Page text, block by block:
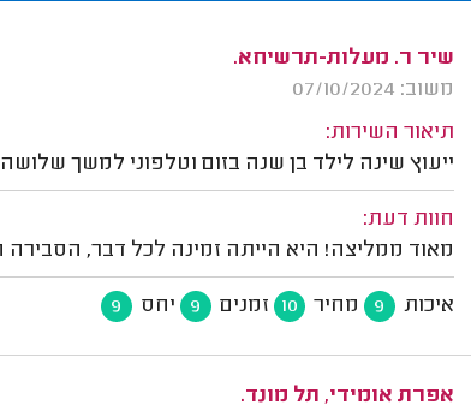
שיר ר. מעלות-תרשיחא.
משוב: 07/10/2024
תיאור השירות:
ייעוץ שינה לילד בן שנה בזום וטלפוני למשך
חוות דעת:
מאוד ממליצה! היא הייתה זמינה לכל דבר,
איכות 9 מחיר 10 זמנים 9 יחס 9
אפרת אומידי, תל מונד.